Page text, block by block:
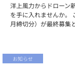
洋上風力からドローン
を手に入れませんか。
月締切分）が最終募集
お知らせ